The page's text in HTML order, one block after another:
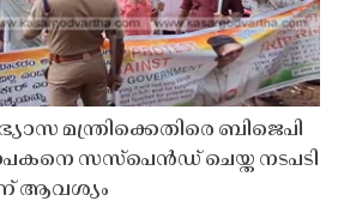
മന്ത്രിക്കെതിരെ ബിജെപി
സസ്‌പെൻഡ് ചെയ്ത നടപടി
ആവശ്യം